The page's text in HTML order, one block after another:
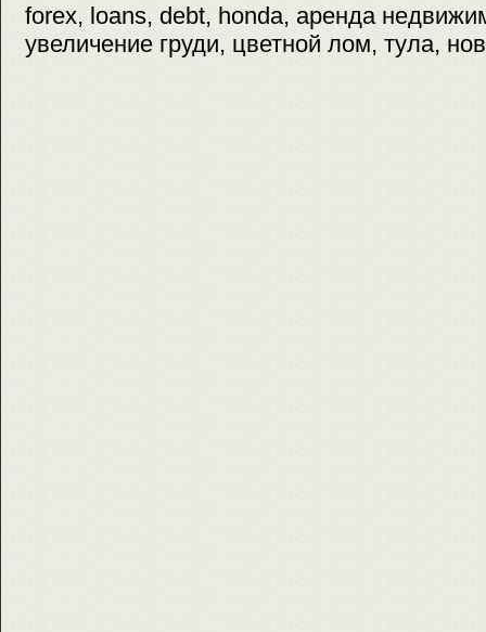
forex, loans, debt, honda, аренда
увеличение груди, цветной лом, тула,